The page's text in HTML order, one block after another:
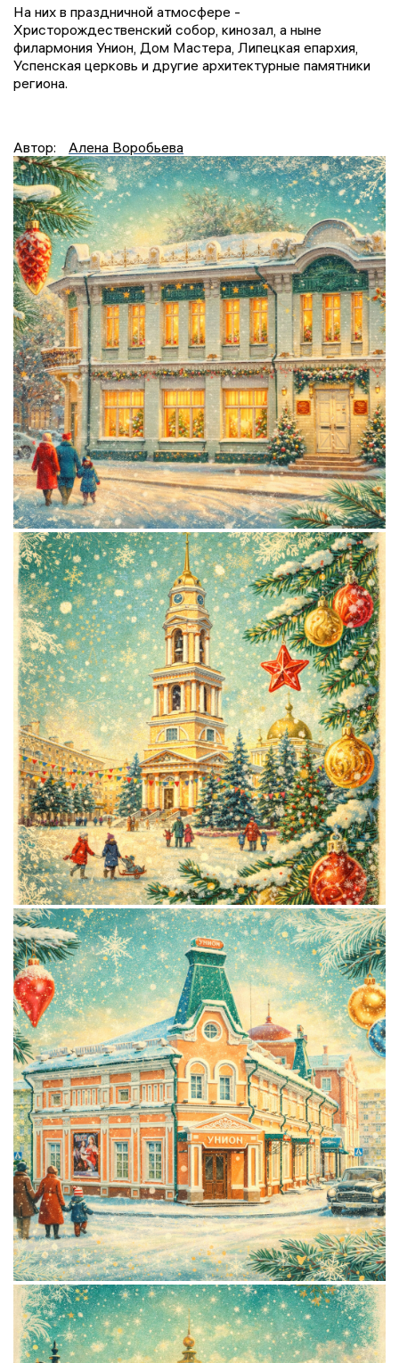
На них в праздничной атмосфере -
Христорождественский собор, кинозал, а ныне
филармония Унион, Дом Мастера, Липецкая епархия,
Успенская церковь и другие архитектурные памятники
региона.
Автор: Алена Воробьева